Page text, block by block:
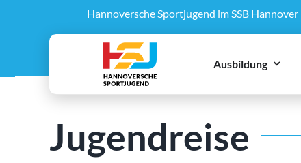
Hannoversche Sportjugend im SSB Hannover
Ausbildung
Jugendreise